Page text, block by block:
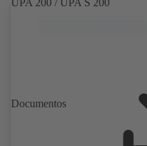
UPA 200 / UPA S 200
Documentos